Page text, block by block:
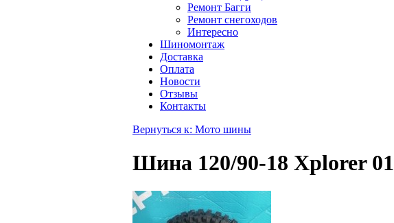
Ремонт Багги
Ремонт снегоходов
Интересно
Шиномонтаж
Доставка
Оплата
Новости
Отзывы
Контакты
Вернуться к: Мото шины
Шина 120/90-18 Xplorer 01